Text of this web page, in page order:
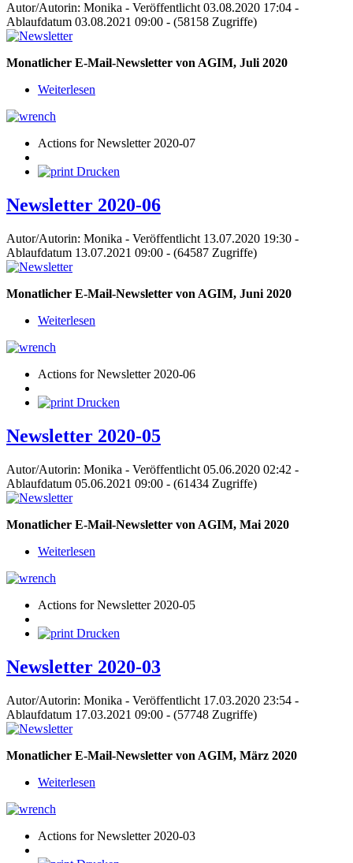
Autor/Autorin: Monika - Veröffentlicht 03.08.2020 17:04 -
Ablaufdatum 03.08.2021 09:00 - (58158 Zugriffe)
Monatlicher E-Mail-Newsletter von AGIM, Juli 2020
Weiterlesen
Actions for Newsletter 2020-07
Drucken
Newsletter 2020-06
Autor/Autorin: Monika - Veröffentlicht 13.07.2020 19:30 -
Ablaufdatum 13.07.2021 09:00 - (64587 Zugriffe)
Monatlicher E-Mail-Newsletter von AGIM, Juni 2020
Weiterlesen
Actions for Newsletter 2020-06
Drucken
Newsletter 2020-05
Autor/Autorin: Monika - Veröffentlicht 05.06.2020 02:42 -
Ablaufdatum 05.06.2021 09:00 - (61434 Zugriffe)
Monatlicher E-Mail-Newsletter von AGIM, Mai 2020
Weiterlesen
Actions for Newsletter 2020-05
Drucken
Newsletter 2020-03
Autor/Autorin: Monika - Veröffentlicht 17.03.2020 23:54 -
Ablaufdatum 17.03.2021 09:00 - (57748 Zugriffe)
Monatlicher E-Mail-Newsletter von AGIM, März 2020
Weiterlesen
Actions for Newsletter 2020-03